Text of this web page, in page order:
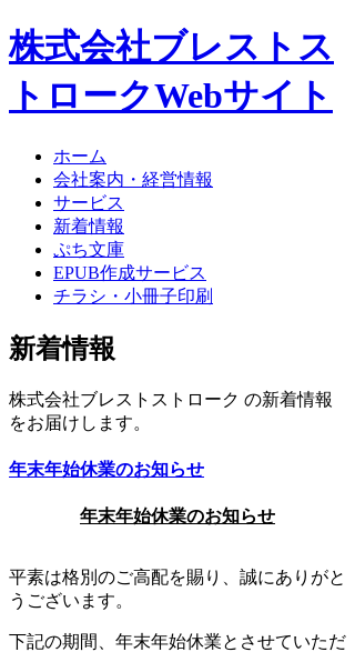
株式会社ブレストス
トロークWebサイト
ホーム
会社案内・経営情報
サービス
新着情報
ぷち文庫
EPUB作成サービス
チラシ・小冊子印刷
新着情報
株式会社ブレストストローク の新着情報
をお届けします。
年末年始休業のお知らせ
年末年始休業のお知らせ
平素は格別のご高配を賜り、誠にありがと
うございます。
下記の期間、年末年始休業とさせていただ